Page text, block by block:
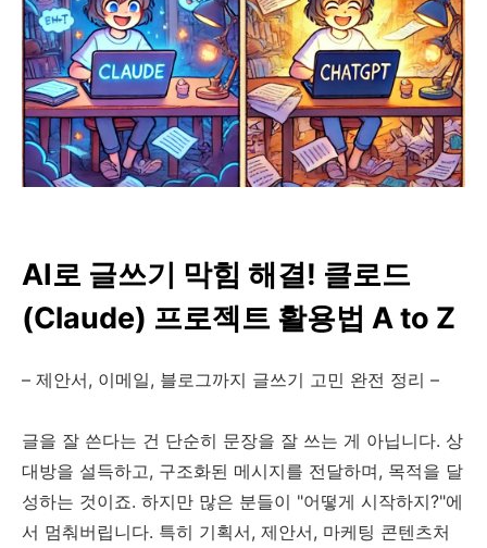
AI로 글쓰기 막힘 해결! 클로드
(Claude) 프로젝트 활용법 A to Z
– 제안서, 이메일, 블로그까지 글쓰기 고민 완전 정리 –
글을 잘 쓴다는 건 단순히 문장을 잘 쓰는 게 아닙니다. 상
대방을 설득하고, 구조화된 메시지를 전달하며, 목적을 달
성하는 것이죠. 하지만 많은 분들이 "어떻게 시작하지?"에
서 멈춰버립니다. 특히 기획서, 제안서, 마케팅 콘텐츠처